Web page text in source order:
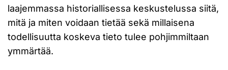
laajemmassa historiallisessa keskustelussa siitä,
mitä ja miten voidaan tietää sekä millaisena
todellisuutta koskeva tieto tulee pohjimmiltaan
ymmärtää.